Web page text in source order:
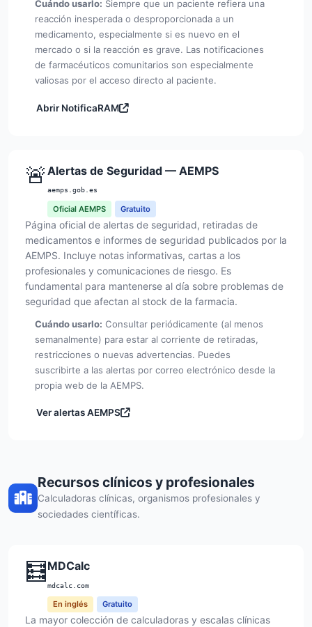
Cuándo usarlo: Siempre que un paciente refiera una
reacción inesperada o desproporcionada a un
medicamento, especialmente si es nuevo en el
mercado o si la reacción es grave. Las notificaciones
de farmacéuticos comunitarios son especialmente
valiosas por el acceso directo al paciente.
Abrir NotificaRAM
🚨 Alertas de Seguridad — AEMPS
aemps.gob.es
Oficial AEMPS Gratuito
Página oficial de alertas de seguridad, retiradas de
medicamentos e informes de seguridad publicados por la
AEMPS. Incluye notas informativas, cartas a los
profesionales y comunicaciones de riesgo. Es
fundamental para mantenerse al día sobre problemas de
seguridad que afectan al stock de la farmacia.
Cuándo usarlo: Consultar periódicamente (al menos
semanalmente) para estar al corriente de retiradas,
restricciones o nuevas advertencias. Puedes
suscribirte a las alertas por correo electrónico desde la
propia web de la AEMPS.
Ver alertas AEMPS
Recursos clínicos y profesionales
Calculadoras clínicas, organismos profesionales y
sociedades científicas.
🧮 MDCalc
mdcalc.com
En inglés Gratuito
La mayor colección de calculadoras y escalas clínicas